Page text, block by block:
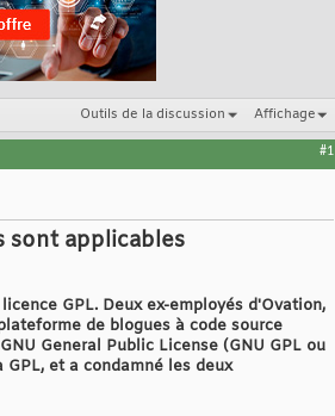
Outils de la discussion Affichage
#1
sont applicables
GPL. Deux ex-employés d'Ovation,
de blogues à code source
General Public License (GNU GPL ou
et a condamné les deux